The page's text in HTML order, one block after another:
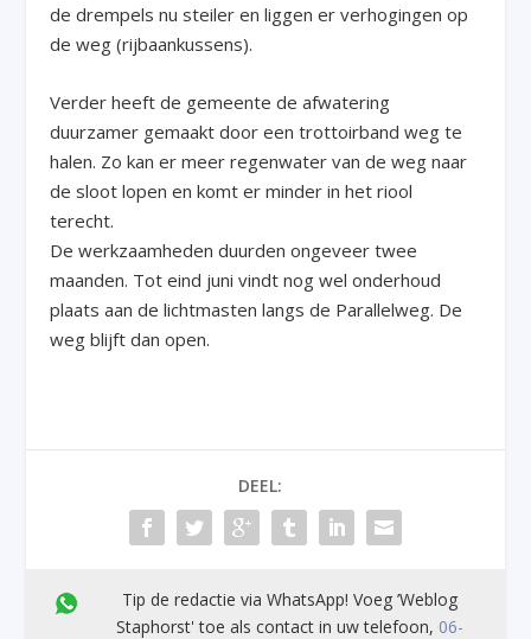
de drempels nu steiler en liggen er verhogingen op
de weg (rijbaankussens).
Verder heeft de gemeente de afwatering
duurzamer gemaakt door een trottoirband weg te
halen. Zo kan er meer regenwater van de weg naar
de sloot lopen en komt er minder in het riool
terecht.
De werkzaamheden duurden ongeveer twee
maanden. Tot eind juni vindt nog wel onderhoud
plaats aan de lichtmasten langs de Parallelweg. De
weg blijft dan open.
DEEL:
Tip de redactie via WhatsApp! Voeg ’Weblog
Staphorst' toe als contact in uw telefoon, 06-